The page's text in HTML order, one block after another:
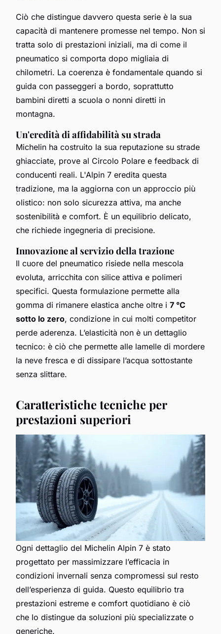
Ciò che distingue davvero questa serie è la sua
capacità di mantenere promesse nel tempo. Non si
tratta solo di prestazioni iniziali, ma di come il
pneumatico si comporta dopo migliaia di
chilometri. La coerenza è fondamentale quando si
guida con passeggeri a bordo, soprattutto
bambini diretti a scuola o nonni diretti in
montagna.
Un'eredità di affidabilità su strada
Michelin ha costruito la sua reputazione su strade
ghiacciate, prove al Circolo Polare e feedback di
conducenti reali. L'Alpin 7 eredita questa
tradizione, ma la aggiorna con un approccio più
olistico: non solo sicurezza attiva, ma anche
sostenibilità e comfort. È un equilibrio delicato,
che richiede ingegneria di precisione.
Innovazione al servizio della trazione
Il cuore del pneumatico risiede nella mescola
evoluta, arricchita con silice attiva e polimeri
specifici. Questa formulazione permette alla
gomma di rimanere elastica anche oltre i 7 °C
sotto lo zero, condizione in cui molti competitor
perde aderenza. L’elasticità non è un dettaglio
tecnico: è ciò che permette alle lamelle di mordere
la neve fresca e di dissipare l’acqua sottostante
senza slittare.
Caratteristiche tecniche per
prestazioni superiori
Ogni dettaglio del Michelin Alpin 7 è stato
progettato per massimizzare l’efficacia in
condizioni invernali senza compromessi sul resto
dell’esperienza di guida. Questo equilibrio tra
prestazioni estreme e comfort quotidiano è ciò
che lo distingue da soluzioni più specializzate o
generiche.